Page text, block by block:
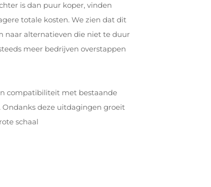
is dan puur koper, vinden
totale kosten. We zien dat dit
naar alternatieven die niet te duur
meer bedrijven overstappen
compatibiliteit met bestaande
deze uitdagingen groeit
schaal